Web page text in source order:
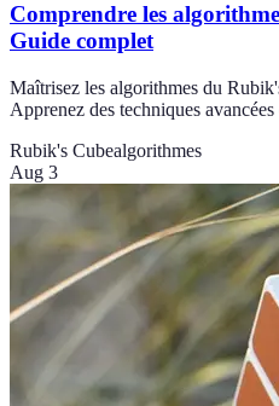
Comprendre les
Guide complet
Maîtrisez les algorithmes du
Apprenez des techniques
Rubik's Cubealgorithmes
Aug 3